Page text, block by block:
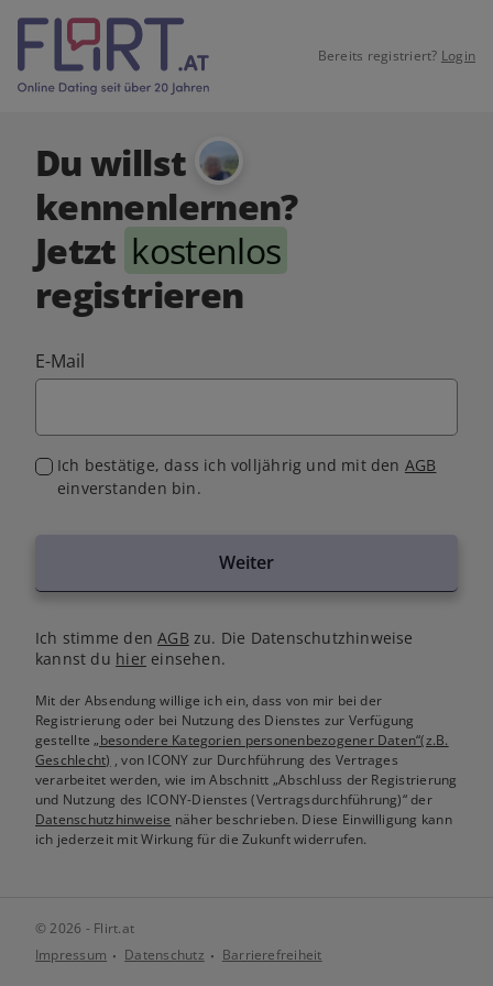
Bereits registriert? Login
Du willst
kennenlernen?
Jetzt kostenlos
registrieren
E-Mail
Ich bestätige, dass ich volljährig und mit den AGB
einverstanden bin.
Weiter
Ich stimme denAGB zu. Die Datenschutzhinweise
kannst du hiereinsehen.
Mit der Absendung willige ich ein, dass von mir bei der
Registrierung oder bei Nutzung des Dienstes zur Verfügung
gestellte„besondere Kategorien personenbezogener Daten“(z.B.
Geschlecht) , von ICONY zur Durchführung des Vertrages
verarbeitet werden, wie im Abschnitt „Abschluss der Registrierung
und Nutzung des ICONY-Dienstes (Vertragsdurchführung)“ der
Datenschutzhinweise näher beschrieben. Diese Einwilligung kann
ich jederzeit mit Wirkung für die Zukunft widerrufen.
© 2026 - Flirt.at
Impressum
Datenschutz Barrierefreiheit